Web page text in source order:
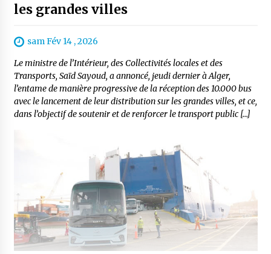
les grandes villes
sam Fév 14 , 2026
Le ministre de l’Intérieur, des Collectivités locales et des
Transports, Saïd Sayoud, a annoncé, jeudi dernier à Alger,
l’entame de manière progressive de la réception des 10.000 bus
avec le lancement de leur distribution sur les grandes villes, et ce,
dans l’objectif de soutenir et de renforcer le transport public […]